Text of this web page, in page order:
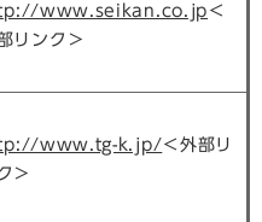
www.seikan.co.jp ＜
リンク＞
www.tg-k.jp/ ＜外部リ
＞